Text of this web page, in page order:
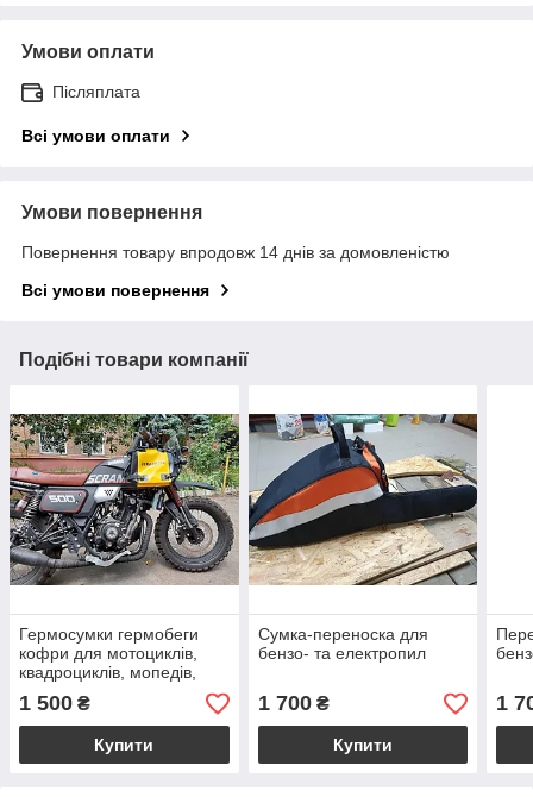
Умови оплати
Післяплата
Всі умови оплати
Умови повернення
Повернення товару впродовж 14 днів за домовленістю
Всі умови повернення
Подібні товари компанії
Гермосумки гермобеги
кофри для мотоциклів,
квадроциклів, мопедів,
скутерів
1 500 ₴
Купити
Сумка-переноска для
бензо- та електропил
1 700₴
Купити
1